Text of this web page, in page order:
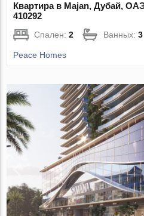
Квартира в Majan, Дубай,
410292
Спален:2 Ванных:3
Peace Homes